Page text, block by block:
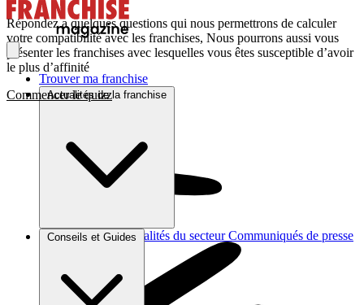
Trouver ma franchise
Actualités de la franchise
Brèves et actus Actualités du secteur Communiqués de presse
Conseils et Guides
Répondez a quelques questions qui nous permettrons de calculer
votre compatibilité avec les franchises, Nous pourrons aussi vous
présenter les franchises avec lesquelles vous êtes susceptible d’avoir
le plus d’affinité
Commencer le quizz